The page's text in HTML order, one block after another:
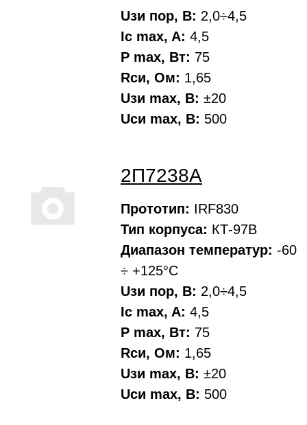
Uзи пор, В: 2,0÷4,5
Ic max, A: 4,5
P max, Вт: 75
Rси, Oм: 1,65
Uзи max, В: ±20
Uси max, В: 500
2П7238А
Прототип: IRF830
Тип корпуса: КТ-97В
Диапазон температур: -60
÷ +125°С
Uзи пор, В: 2,0÷4,5
Ic max, A: 4,5
P max, Вт: 75
Rси, Oм: 1,65
Uзи max, В: ±20
Uси max, В: 500